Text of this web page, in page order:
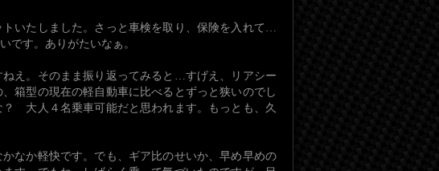
いたしました。さっと車検を取り、保険を入れて…
です。ありがたいなぁ。
え。そのまま振り返ってみると…すげえ、リアシー
箱型の現在の軽自動車に比べるとずっと狭いのでし
大人４名乗車可能だと思われます。もっとも、久
なか軽快です。でも、ギア比のせいか、早め早めの